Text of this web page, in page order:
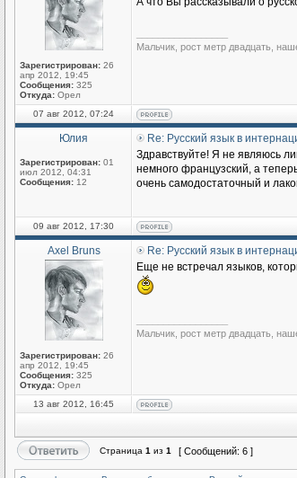
Зарегистрирован: 26
апр 2012, 19:45
Сообщения: 325
Откуда: Орел
Мальчик, рост метр двадцать,
07 авг 2012, 07:24
Юлия
Зарегистрирован: 01
июл 2012, 04:31
Сообщения: 12
Re: Русский язык в
Здравствуйте! Я не являюсь
немного французский, а
очень самодостаточный и
09 авг 2012, 17:30
Axel Bruns
Зарегистрирован: 26
апр 2012, 19:45
Сообщения: 325
Откуда: Орел
Re: Русский язык в
Еще не встречал языков,
Мальчик, рост метр двадцать,
13 авг 2012, 16:45
Страница 1 из 1 [ Сообщений: 6 ]